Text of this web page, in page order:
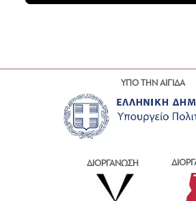
ΥΠΟ ΤΗΝ ΑΙΓΙΔΑ
ΔΙΟΡΓΑΝΩΣΗ